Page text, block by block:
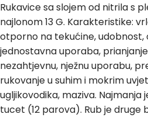
Rukavice sa slojem od nitrila s
najlonom 13 G. Karakteristike:
otporno na tekućine, udobnost,
jednostavna uporaba,
nezahtjevnu, nježnu uporabu,
rukovanje u suhim i mokrim
ugljikovodika, maziva. Najmanja
tucet (12 parova). Rub je druge